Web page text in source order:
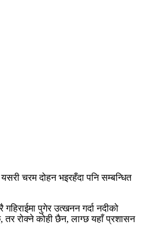
चरम दोहन भइरहँदा पनि सम्बन्धित
पुगेर उत्खनन गर्दा नदीको
तर रोक्ने कोही छैन, लाग्छ यहाँ प्रशासन